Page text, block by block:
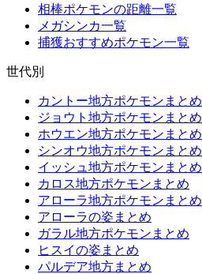
相棒ポケモンの距離一覧
メガシンカ一覧
捕獲おすすめポケモン一覧
世代別
カントー地方ポケモンまとめ
ジョウト地方ポケモンまとめ
ホウエン地方ポケモンまとめ
シンオウ地方ポケモンまとめ
イッシュ地方ポケモンまとめ
カロス地方ポケモンまとめ
アローラ地方ポケモンまとめ
アローラの姿まとめ
ガラル地方ポケモンまとめ
ヒスイの姿まとめ
パルデア地方まとめ